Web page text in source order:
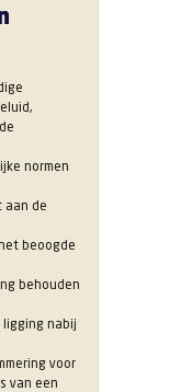
normen
aan de
beoogde
behouden
nabij
voor
van een